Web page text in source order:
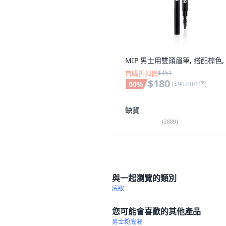
MIP 男士用雙頭眉筆, 搭配棕色,
首購折扣價$451
60% $180 ($90.00/1個)
缺貨
(2889)
與一起瀏覽的類別
底妝
您可能會喜歡的其他產品
男士粉底液